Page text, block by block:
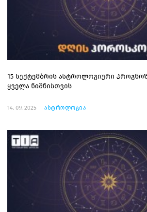
15 სექტემბრის ასტროლოგიური
ყველა ნიშნისთვის
14. 09. 2025 ასტროლოგია